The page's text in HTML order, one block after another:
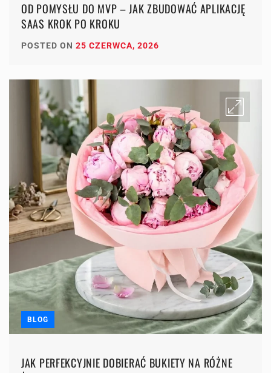
OD POMYSŁU DO MVP – JAK ZBUDOWAĆ APLIKACJĘ
SAAS KROK PO KROKU
POSTED ON 25 CZERWCA, 2026
BLOG
JAK PERFEKCYJNIE DOBIERAĆ BUKIETY NA RÓŻNE